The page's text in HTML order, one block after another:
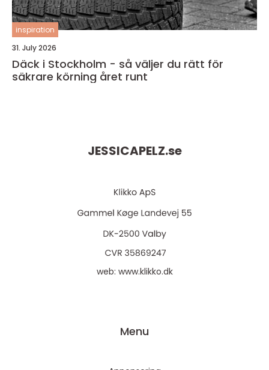
inspiration
31. July 2026
Däck i Stockholm - så väljer du rätt för
säkrare körning året runt
JESSICAPELZ.se
web: www.klikko.dk
Menu